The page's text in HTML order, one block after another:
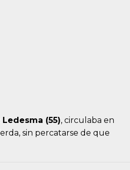
(55), circulaba en
sin percatarse de que